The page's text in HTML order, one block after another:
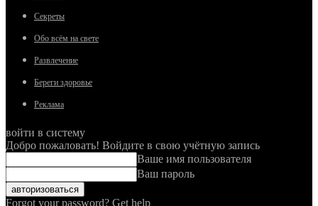
Секреты
Обо всём на свете
Развлечение
Береги здоровье
Реклама
войти в систему
Добро пожаловать! Войдите в свою учётную запись
Ваше имя пользователя
Ваш пароль
Forgot your password? Get help